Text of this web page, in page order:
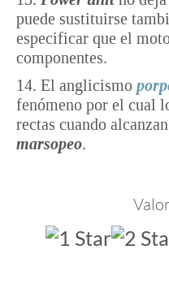
puede sustituirse
especificar que el
componentes.
14. El anglicismo
fenómeno por el cual
rectas cuando
marsopeo.